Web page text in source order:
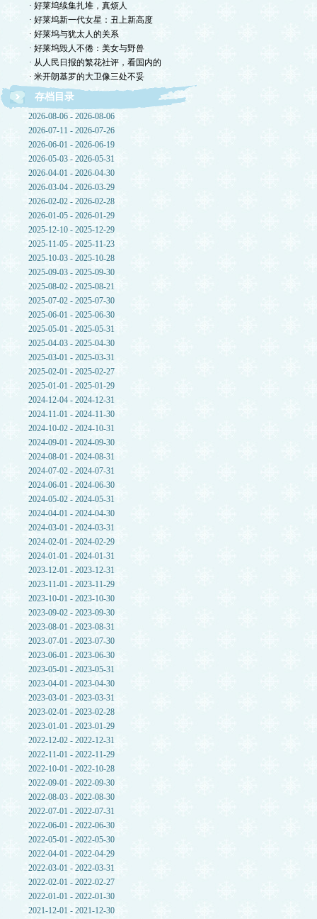
· 好莱坞续集扎堆，真烦人
· 好莱坞新一代女星：丑上新高度
· 好莱坞与犹太人的关系
· 好莱坞毁人不倦：美女与野兽
· 从人民日报的繁花社评，看国内的
· 米开朗基罗的大卫像三处不妥
存档目录
2026-08-06 - 2026-08-06
2026-07-11 - 2026-07-26
2026-06-01 - 2026-06-19
2026-05-03 - 2026-05-31
2026-04-01 - 2026-04-30
2026-03-04 - 2026-03-29
2026-02-02 - 2026-02-28
2026-01-05 - 2026-01-29
2025-12-10 - 2025-12-29
2025-11-05 - 2025-11-23
2025-10-03 - 2025-10-28
2025-09-03 - 2025-09-30
2025-08-02 - 2025-08-21
2025-07-02 - 2025-07-30
2025-06-01 - 2025-06-30
2025-05-01 - 2025-05-31
2025-04-03 - 2025-04-30
2025-03-01 - 2025-03-31
2025-02-01 - 2025-02-27
2025-01-01 - 2025-01-29
2024-12-04 - 2024-12-31
2024-11-01 - 2024-11-30
2024-10-02 - 2024-10-31
2024-09-01 - 2024-09-30
2024-08-01 - 2024-08-31
2024-07-02 - 2024-07-31
2024-06-01 - 2024-06-30
2024-05-02 - 2024-05-31
2024-04-01 - 2024-04-30
2024-03-01 - 2024-03-31
2024-02-01 - 2024-02-29
2024-01-01 - 2024-01-31
2023-12-01 - 2023-12-31
2023-11-01 - 2023-11-29
2023-10-01 - 2023-10-30
2023-09-02 - 2023-09-30
2023-08-01 - 2023-08-31
2023-07-01 - 2023-07-30
2023-06-01 - 2023-06-30
2023-05-01 - 2023-05-31
2023-04-01 - 2023-04-30
2023-03-01 - 2023-03-31
2023-02-01 - 2023-02-28
2023-01-01 - 2023-01-29
2022-12-02 - 2022-12-31
2022-11-01 - 2022-11-29
2022-10-01 - 2022-10-28
2022-09-01 - 2022-09-30
2022-08-03 - 2022-08-30
2022-07-01 - 2022-07-31
2022-06-01 - 2022-06-30
2022-05-01 - 2022-05-30
2022-04-01 - 2022-04-29
2022-03-01 - 2022-03-31
2022-02-01 - 2022-02-27
2022-01-01 - 2022-01-30
2021-12-01 - 2021-12-30